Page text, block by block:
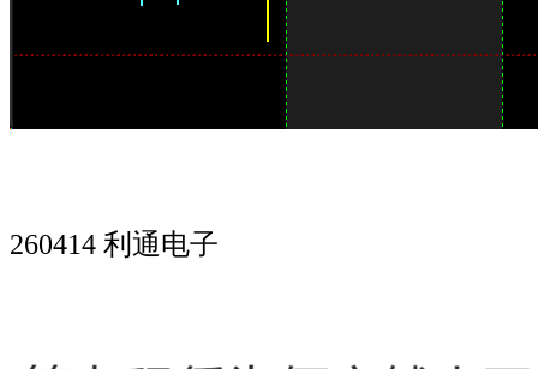
260414 利通电子